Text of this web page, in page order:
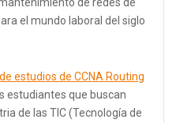
el mundo laboral del siglo
estudios de CCNA Routing
estudiantes que buscan
de las TIC (Tecnología de